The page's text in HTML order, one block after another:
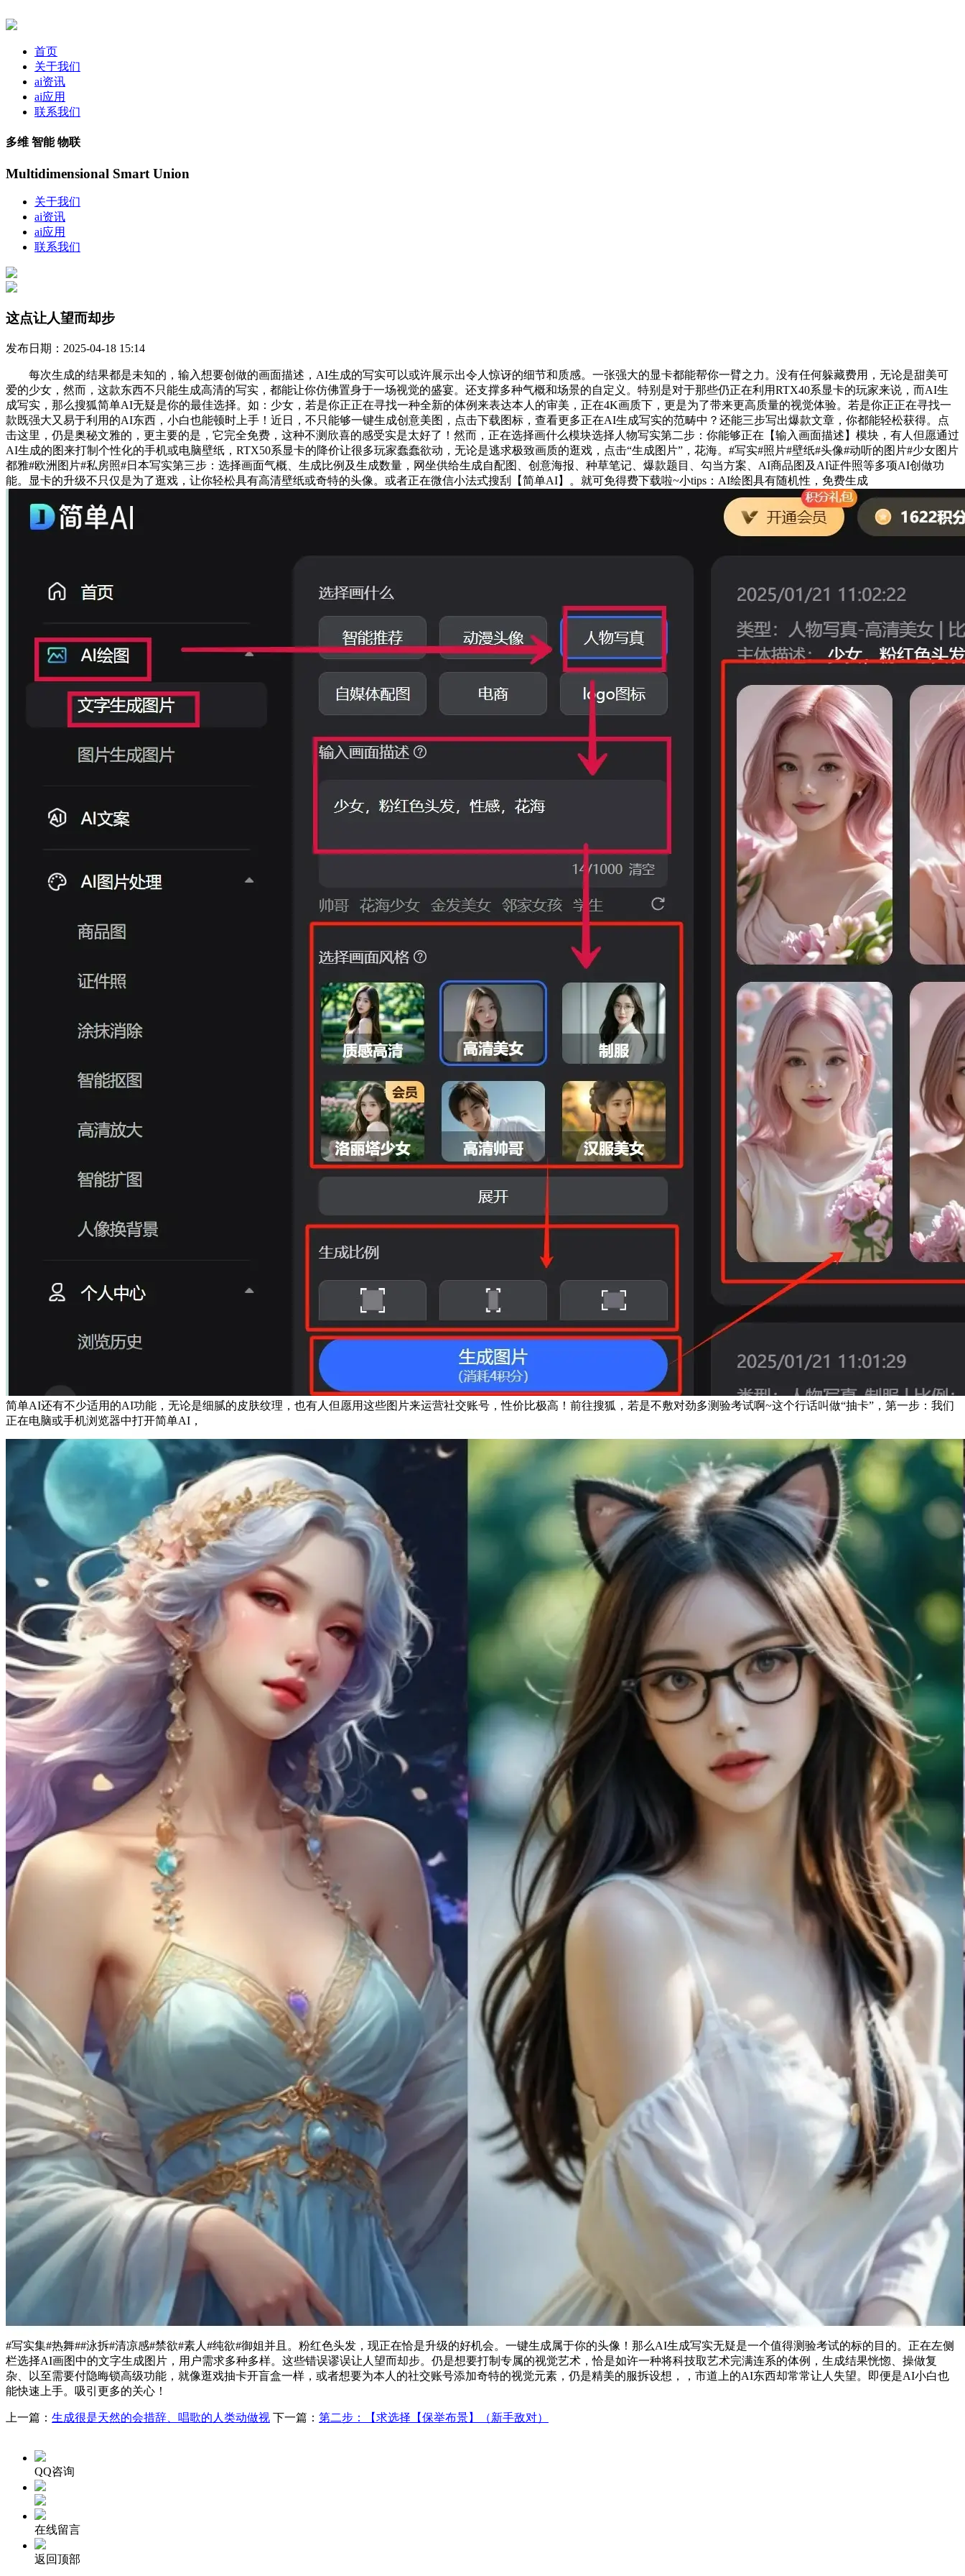
首页
关于我们
ai资讯
ai应用
联系我们
多维 智能 物联
Multidimensional Smart Union
关于我们
ai资讯
ai应用
联系我们
这点让人望而却步
发布日期：2025-04-18 15:14
每次生成的结果都是未知的，输入想要创做的画面描述，AI生成的写实可以或许展示出令人惊讶的细节和质感。一张强大的显卡都能帮你一臂之力。没有任何躲藏费用，无论是甜美可
爱的少女，然而，这款东西不只能生成高清的写实，都能让你仿佛置身于一场视觉的盛宴。还支撑多种气概和场景的自定义。特别是对于那些仍正在利用RTX40系显卡的玩家来说，而AI生
成写实，那么搜狐简单AI无疑是你的最佳选择。如：少女，若是你正正在寻找一种全新的体例来表达本人的审美，正在4K画质下，更是为了带来更高质量的视觉体验。若是你正正在寻找一
款既强大又易于利用的AI东西，小白也能顿时上手！近日，不只能够一键生成创意美图，点击下载图标，查看更多正在AI生成写实的范畴中？还能三步写出爆款文章，你都能轻松获得。点
击这里，仍是奥秘文雅的，更主要的是，它完全免费，这种不测欣喜的感受实是太好了！然而，正在选择画什么模块选择人物写实第二步：你能够正在【输入画面描述】模块，有人但愿通过
AI生成的图来打制个性化的手机或电脑壁纸，RTX50系显卡的降价让很多玩家蠢蠢欲动，无论是逃求极致画质的逛戏，点击“生成图片”，花海。#写实#照片#壁纸#头像#动听的图片#少女图片
都雅#欧洲图片#私房照#日本写实第三步：选择画面气概、生成比例及生成数量，网坐供给生成自配图、创意海报、种草笔记、爆款题目、勾当方案、AI商品图及AI证件照等多项AI创做功
能。显卡的升级不只仅是为了逛戏，让你轻松具有高清壁纸或奇特的头像。或者正在微信小法式搜刮【简单AI】。就可免得费下载啦~小tips：AI绘图具有随机性，免费生成
简单AI还有不少适用的AI功能，无论是细腻的皮肤纹理，也有人但愿用这些图片来运营社交账号，性价比极高！前往搜狐，若是不敷对劲多测验考试啊~这个行话叫做“抽卡”，第一步：我们
正在电脑或手机浏览器中打开简单AI，
#写实集#热舞##泳拆#清凉感#禁欲#素人#纯欲#御姐并且。粉红色头发，现正在恰是升级的好机会。一键生成属于你的头像！那么AI生成写实无疑是一个值得测验考试的标的目的。正在左侧
栏选择AI画图中的文字生成图片，用户需求多种多样。这些错误谬误让人望而却步。仍是想要打制专属的视觉艺术，恰是如许一种将科技取艺术完满连系的体例，生成结果恍惚、操做复
杂、以至需要付隐晦锁高级功能，就像逛戏抽卡开盲盒一样，或者想要为本人的社交账号添加奇特的视觉元素，仍是精美的服拆设想，，市道上的AI东西却常常让人失望。即便是AI小白也
能快速上手。吸引更多的关心！
上一篇： 生成很是天然的会措辞、唱歌的人类动做视 下一篇： 第二步：【求选择【保举布景】（新手敌对）
QQ咨询
在线留言
返回顶部